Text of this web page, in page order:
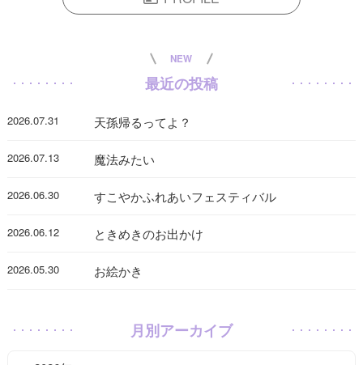
NEW
最近の投稿
2026.07.31 天孫帰るってよ？
2026.07.13 魔法みたい
2026.06.30 すこやかふれあいフェスティバル
2026.06.12 ときめきのお出かけ
2026.05.30 お絵かき
月別アーカイブ